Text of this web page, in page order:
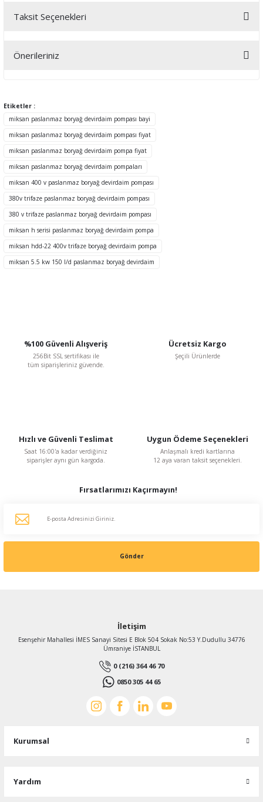
Bu ürüne ilk yorumu siz yapın!
Taksit Seçenekleri
Önerileriniz
tarafımıza iletebilirsiniz.
Görüş ve önerileriniz için teşekkür ederiz.
Ürün açıklamasında eksik bilgiler bulunuyor.
Ürün bilgilerinde hatalar bulunuyor.
Ürün fiyatı diğer sitelerden daha pahalı.
Bu ürüne benzer farklı alternatifler olmalı.
Etiketler :
miksan paslanmaz boryağ devirdaim pompası bayi
miksan paslanmaz boryağ devirdaim pompası fiyat
miksan paslanmaz boryağ devirdaim pompa fiyat
miksan paslanmaz boryağ devirdaim pompaları
miksan 400 v paslanmaz boryağ devirdaim pompası
380v trifaze paslanmaz boryağ devirdaim pompası
380 v trifaze paslanmaz boryağ devirdaim pompası
miksan h serisi paslanmaz boryağ devirdaim pompa
miksan hdd-22 400v trifaze boryağ devirdaim pompa
miksan 5.5 kw 150 l/d paslanmaz boryağ devirdaim
%100 Güvenli Alışveriş
256Bit SSL sertifikası ile
tüm siparişleriniz güvende.
Ücretsiz Kargo
Şeçili Ürünlerde
Hızlı ve Güvenli Teslimat
Saat 16:00'a kadar verdiğiniz
siparişler aynı gün kargoda.
Uygun Ödeme Seçenekleri
Anlaşmalı kredi kartlarına
12 aya varan taksit seçenekleri.
Fırsatlarımızı Kaçırmayın!
Gönder
İletişim
Esenşehir Mahallesi İMES Sanayi Sitesi E Blok 504 Sokak No:53 Y.Dudullu 34776
Ümraniye İSTANBUL
0 (216) 364 46 70
0850 305 44 65
Kurumsal
Yardım